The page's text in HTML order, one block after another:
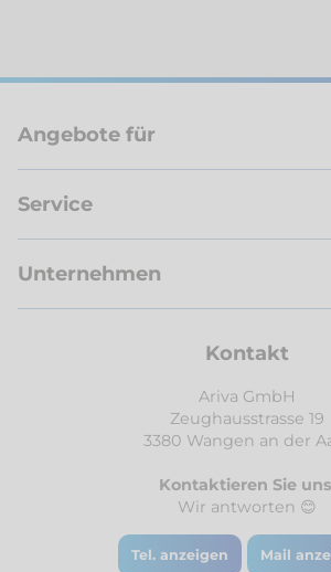
Angebote für
Service
Unternehmen
Kontakt
Ariva GmbH
Zeughausstrasse 19
3380 Wangen an der
Kontaktieren Sie
Wir antworten 😊
Tel. anzeigen Mail